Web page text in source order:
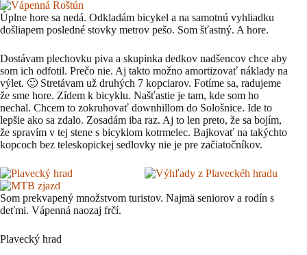
Úplne hore sa nedá. Odkladám bicykel a na samotnú vyhliadku
došliapem posledné stovky metrov pešo. Som šťastný. A hore.
Dostávam plechovku piva a skupinka dedkov nadšencov chce aby
som ich odfotil. Prečo nie. Aj takto možno amortizovať náklady na
výlet. 🙂 Stretávam už druhých 7 kopciarov. Fotíme sa, radujeme
že sme hore. Zídem k bicyklu. Našťastie je tam, kde som ho
nechal. Chcem to zokruhovať downhillom do Sološnice. Ide to
lepšie ako sa zdalo. Zosadám iba raz. Aj to len preto, že sa bojím,
že spravím v tej stene s bicyklom kotrmelec. Bajkovať na takýchto
kopcoch bez teleskopickej sedlovky nie je pre začiatočníkov.
Som prekvapený množstvom turistov. Najmä seniorov a rodín s
deťmi. Vápenná naozaj frčí.
Plavecký hrad